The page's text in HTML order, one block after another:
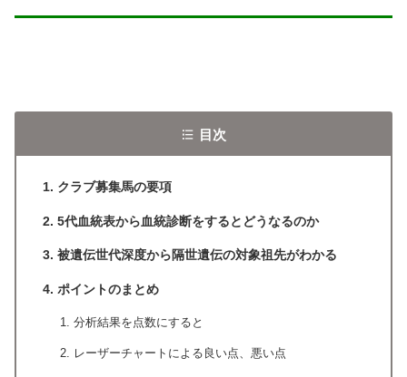
目次
クラブ募集馬の要項
5代血統表から血統診断をするとどうなるのか
被遺伝世代深度から隔世遺伝の対象祖先がわかる
ポイントのまとめ
分析結果を点数にすると
レーザーチャートによる良い点、悪い点